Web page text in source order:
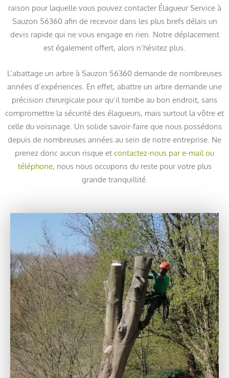
raison pour laquelle vous pouvez contacter Élagueur Service à
Sauzon 56360 afin de recevoir dans les plus brefs délais un
devis rapide qui ne vous engage en rien. Notre déplacement
est également offert, alors n’hésitez plus.
L’abattage un arbre à Sauzon 56360 demande de nombreuses
années d’expériences. En effet, abattre un arbre demande une
précision chirurgicale pour qu’il tombe au bon endroit, sans
compromettre la sécurité des élagueurs, mais surtout la vôtre et
celle du voisinage. Un solide savoir-faire que nous possédons
depuis de nombreuses années au sein de notre entreprise. Ne
prenez donc aucun risque et contactez-nous par e-mail ou
téléphone, nous nous occupons du reste pour votre plus
grande tranquillité.